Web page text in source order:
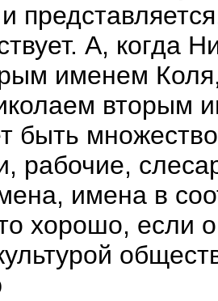
А, когда
именем Коля,
вторым
быть
рабочие,
имена в
хорошо, если